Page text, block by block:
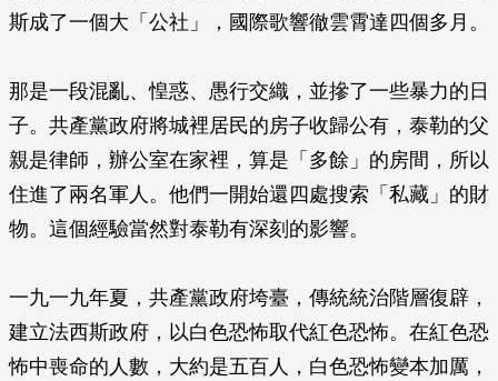
斯成了一個大「公社」，國際歌響徹雲霄達四個多月。
那是一段混亂、惶惑、愚行交織，並摻了一些暴力的日
子。共產黨政府將城裡居民的房子收歸公有，泰勒的父
親是律師，辦公室在家裡，算是「多餘」的房間，所以
住進了兩名軍人。他們一開始還四處搜索「私藏」的財
物。這個經驗當然對泰勒有深刻的影響。
一九一九年夏，共產黨政府垮臺，傳統統治階層復辟，
建立法西斯政府，以白色恐怖取代紅色恐怖。在紅色恐
怖中喪命的人數，大約是五百人，白色恐怖變本加厲，